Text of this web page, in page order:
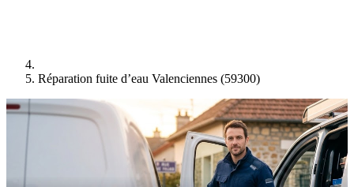
Réparation fuite d’eau Valenciennes (59300)